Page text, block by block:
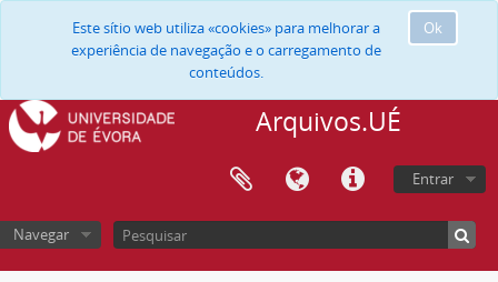
Ok
Este sítio web utiliza «cookies» para melhorar a
experiência de navegação e o carregamento de
conteúdos.
Arquivos.UÉ
Entrar
Navegar